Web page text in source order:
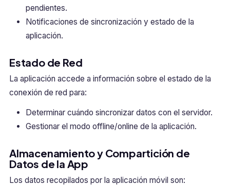
pendientes.
Notificaciones de sincronización y estado de la
aplicación.
Estado de Red
La aplicación accede a información sobre el estado de la
conexión de red para:
Determinar cuándo sincronizar datos con el servidor.
Gestionar el modo offline/online de la aplicación.
Almacenamiento y Compartición de
Datos de la App
Los datos recopilados por la aplicación móvil son: